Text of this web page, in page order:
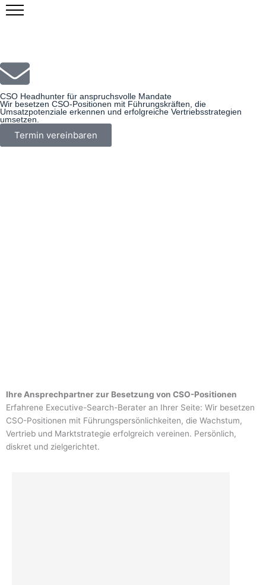
Zum
CSO Headhunter für anspruchsvolle Mandate
Wir besetzen CSO-Positionen mit Führungskräften, die
Umsatzpotenziale erkennen und erfolgreiche Vertriebsstrategien
umsetzen.
Termin vereinbaren
Ihre Ansprechpartner zur Besetzung von CSO-Positionen
Erfahrene Executive-Search-Berater an Ihrer Seite: Wir besetzen
CSO-Positionen mit Führungspersönlichkeiten, die Wachstum,
Vertrieb und Marktstrategie erfolgreich vereinen. Persönlich,
diskret und zielgerichtet.